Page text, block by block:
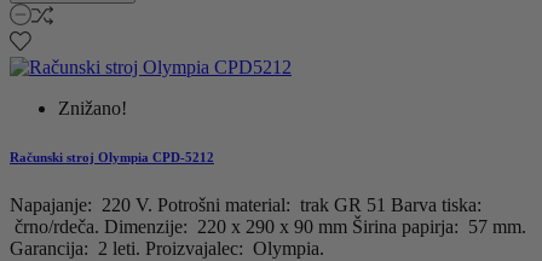
Znižano!
Računski stroj Olympia CPD-5212
Napajanje: 220 V. Potrošni material: trak GR 51 Barva tiska:
črno/rdeča. Dimenzije: 220 x 290 x 90 mm Širina papirja: 57 mm.
Garancija: 2 leti. Proizvajalec: Olympia.